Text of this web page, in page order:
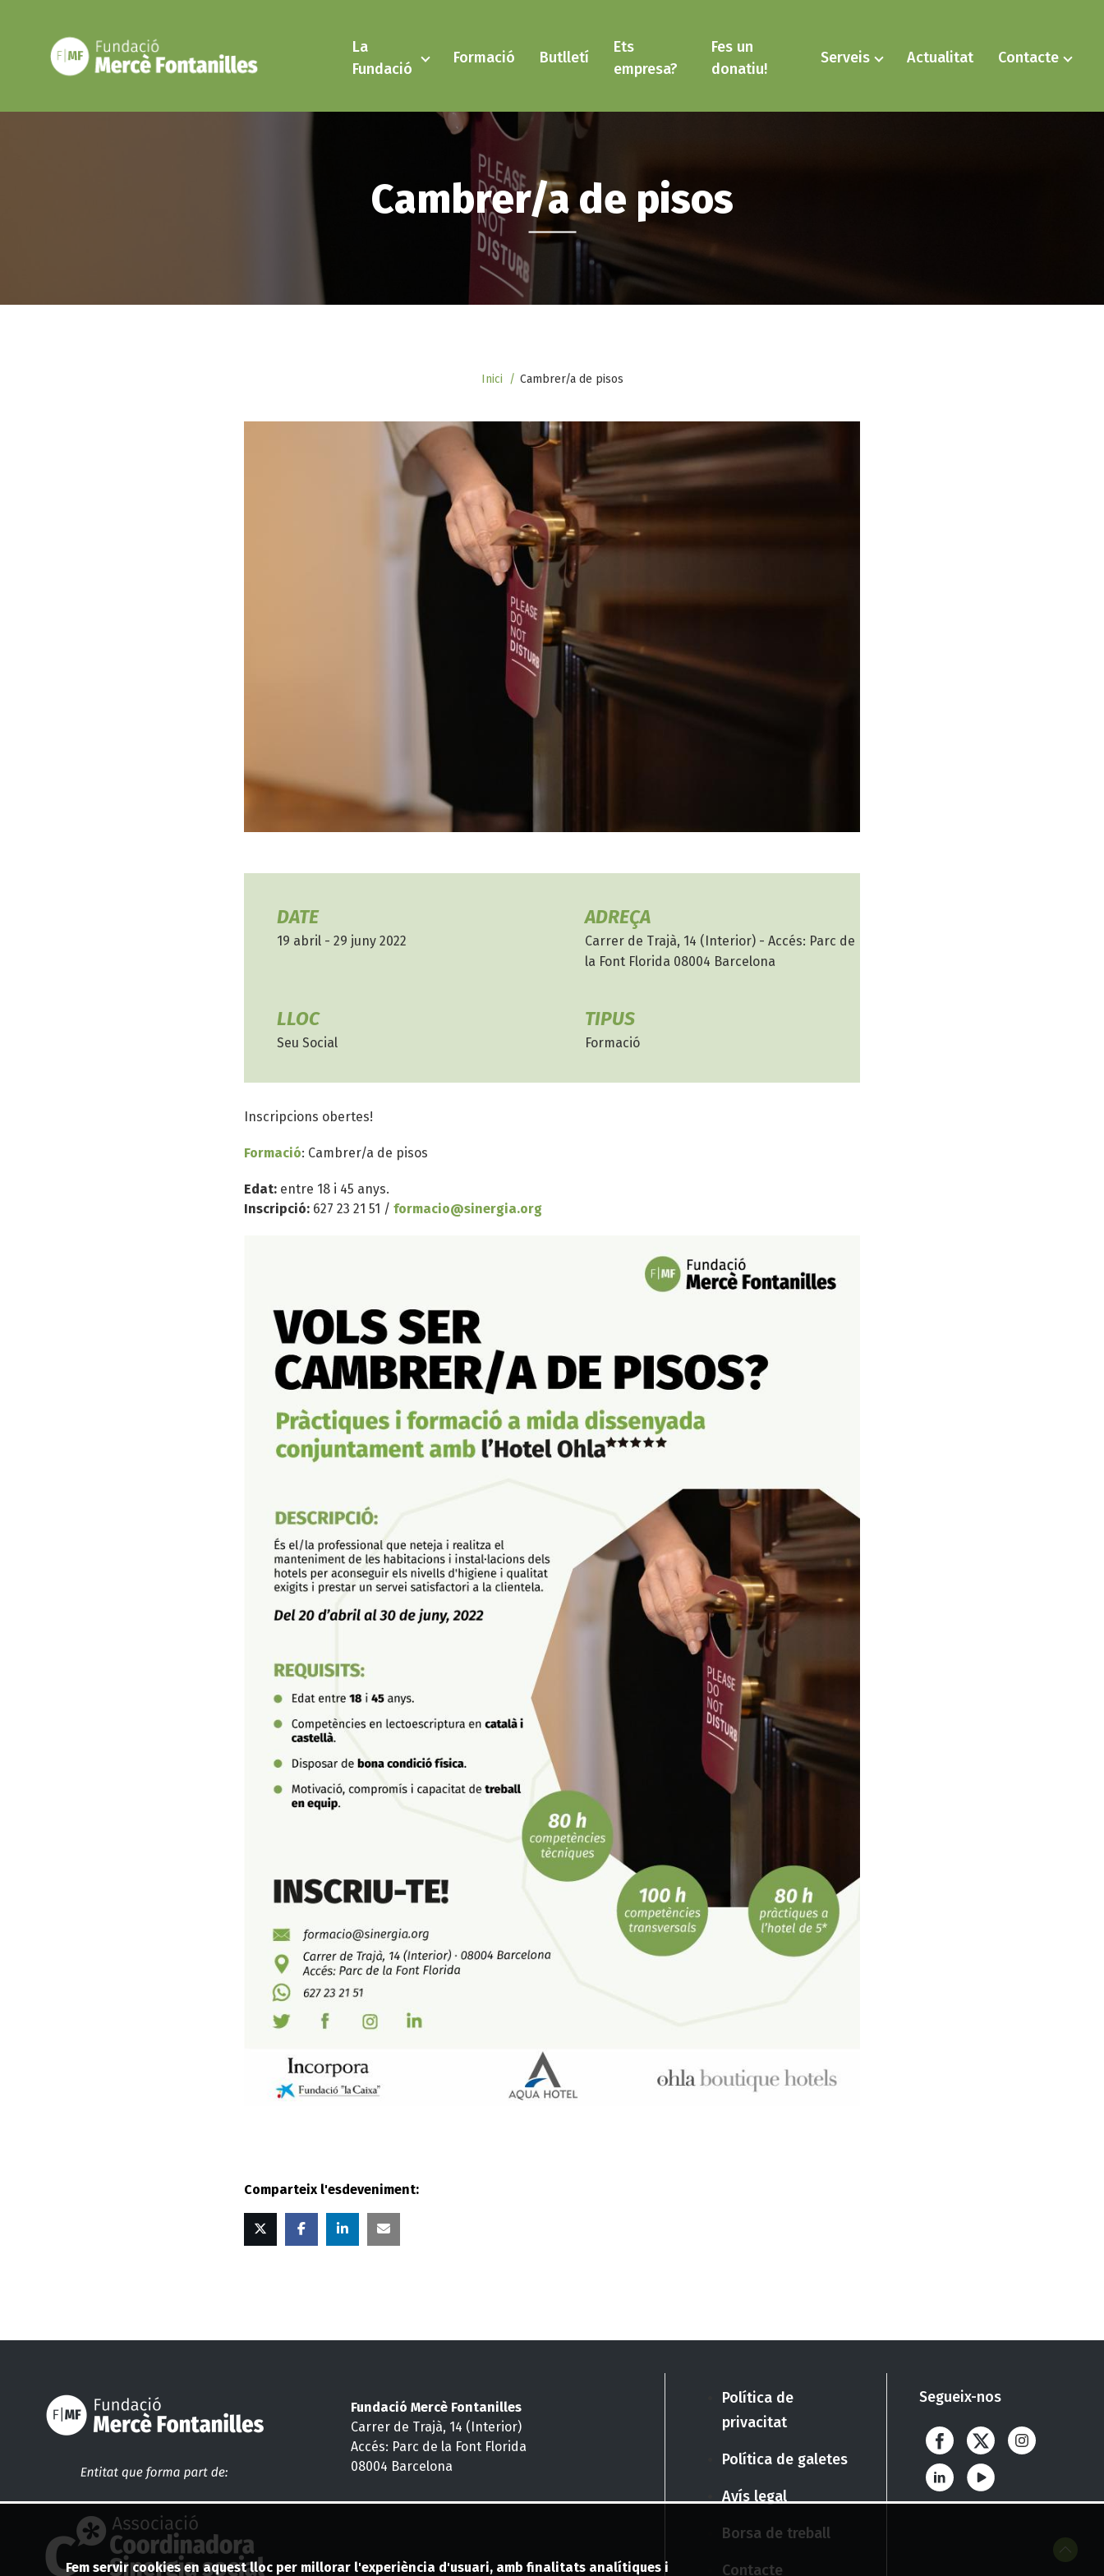
contingut
La
Fundació
Formació Butlletí
Ets
empresa?
Fes un
donatiu!
Serveis Actualitat Contacte
Cambrer/a de pisos
Inici Cambrer/a de pisos
DATE
19 abril - 29 juny 2022
ADREÇA
Carrer de Trajà, 14 (Interior) - Accés: Parc de
la Font Florida 08004 Barcelona
LLOC
Seu Social
TIPUS
Formació
Inscripcions obertes!
Formació: Cambrer/a de pisos
Edat: entre 18 i 45 anys.
Inscripció: 627 23 21 51 / formacio@sinergia.org
Comparteix l'esdeveniment:
Twitter FacebookLinked
in
Fundació Mercè Fontanilles
Carrer de Trajà, 14 (Interior)
Accés: Parc de la Font Florida
08004 Barcelona
Política de
privacitat
Política de galetes
Avís legal
Borsa de treball
Contacte
Segueix-nos
Fem servir cookies en aquest lloc per millorar l'experiència d'usuari, amb finalitats analítiques i